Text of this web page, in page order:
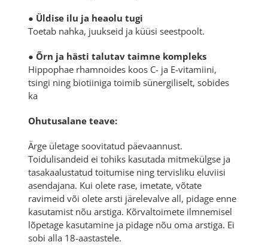
● Üldise ilu ja heaolu tugi
Toetab nahka, juukseid ja küüsi seestpoolt.
● Õrn ja hästi talutav taimne kompleks
Hippophae rhamnoideskoos C- ja E-vitamiini,
tsingi ning biotiiniga toimib sünergiliselt, sobides
ka
Ohutusalane teave:
Ärge ületage soovitatud päevaannust.
Toidulisandeid ei tohiks kasutada mitmekülgse ja
tasakaalustatud toitumise ning tervisliku eluviisi
asendajana. Kui olete rase, imetate, võtate
ravimeid või olete arsti järelevalve all, pidage enne
kasutamist nõu arstiga. Kõrvaltoimete ilmnemisel
lõpetage kasutamine ja pidage nõu oma arstiga. Ei
sobi alla 18-aastastele.